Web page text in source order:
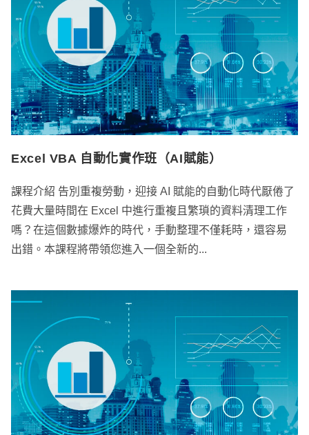
Excel VBA 自動化實作班（AI賦能）
課程介紹 告別重複勞動，迎接 AI 賦能的自動化時代厭倦了
花費大量時間在 Excel 中進行重複且繁瑣的資料清理工作
嗎？在這個數據爆炸的時代，手動整理不僅耗時，還容易
出錯。本課程將帶領您進入一個全新的...